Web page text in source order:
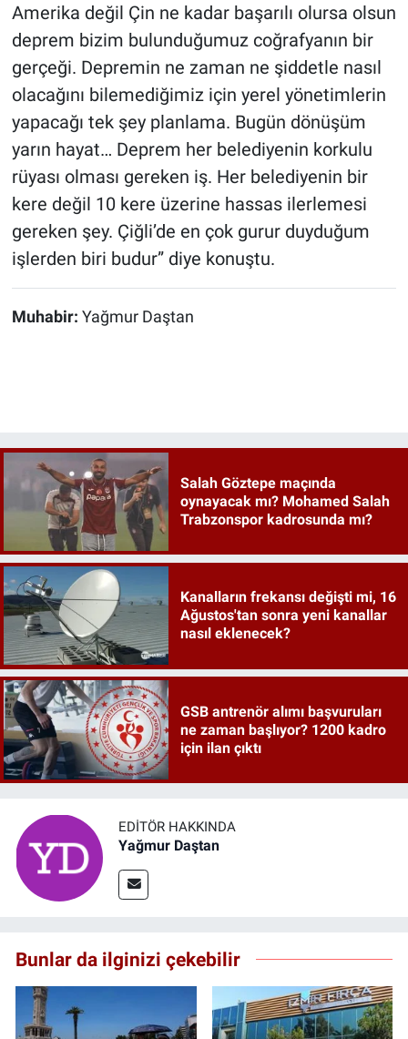
Amerika değil Çin ne kadar başarılı olursa olsun
deprem bizim bulunduğumuz coğrafyanın bir
gerçeği. Depremin ne zaman ne şiddetle nasıl
olacağını bilemediğimiz için yerel yönetimlerin
yapacağı tek şey planlama. Bugün dönüşüm
yarın hayat… Deprem her belediyenin korkulu
rüyası olması gereken iş. Her belediyenin bir
kere değil 10 kere üzerine hassas ilerlemesi
gereken şey. Çiğli’de en çok gurur duyduğum
işlerden biri budur” diye konuştu.
Muhabir: Yağmur Daştan
Salah Göztepe maçında
oynayacak mı? Mohamed Salah
Trabzonspor kadrosunda mı?
Kanalların frekansı değişti mi, 16
Ağustos'tan sonra yeni kanallar
nasıl eklenecek?
GSB antrenör alımı başvuruları
ne zaman başlıyor? 1200 kadro
için ilan çıktı
EDITÖR HAKKINDA
Yağmur Daştan
Bunlar da ilginizi çekebilir